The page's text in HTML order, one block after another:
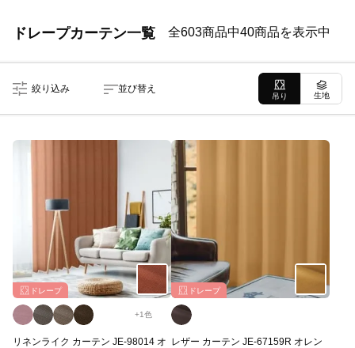
ドレープカーテン一覧 全603商品中40商品を表示中
絞り込み 並び替え
吊り 生地
ドレープ
+1色
リネンライク カーテン JE-98014 オ
ドレープ
レザー カーテン JE-67159R オレン